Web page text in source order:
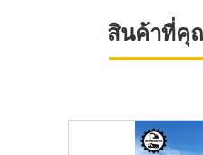
สินค้าที่คุ